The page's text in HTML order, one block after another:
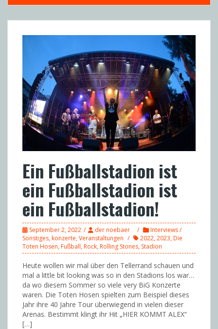
Ein Fußballstadion ist
ein Fußballstadion ist
ein Fußballstadion!
September 2, 2022 der noebaer
Interviews /
Sonstiges,konzerte,Veranstaltungen 2022,2023,Die
Toten Hosen,Fußball,Rock,Rolling Stones, Stadion
Heute wollen wir mal über den Tellerrand schauen und
mal a little bit looking was so in den Stadions los war…
da wo diesem Sommer so viele very BiG Konzerte
waren. Die Toten Hosen spielten zum Beispiel dieses
Jahr ihre 40 Jahre Tour überwiegend in vielen dieser
Arenas. Bestimmt klingt ihr Hit „HIER KOMMT ALEX“
[…]